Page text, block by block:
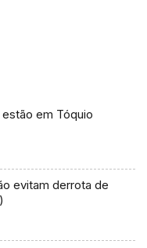
em Tóquio
evitam derrota de